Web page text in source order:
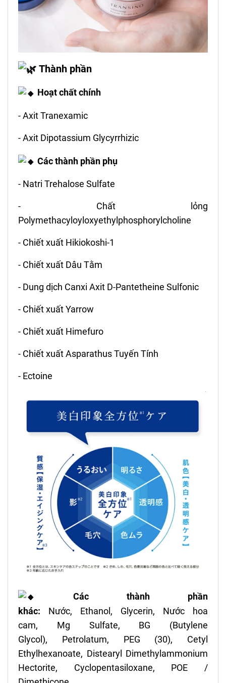
Thành phần
Hoạt chất chính
- Axit Tranexamic
- Axit Dipotassium Glycyrrhizic
Các thành phần phụ
- Natri Trehalose Sulfate
- Chất lỏng
Polymethacyloyloxyethylphosphorylcholine
- Chiết xuất Hikiokoshi-1
- Chiết xuất Dâu Tằm
- Dung dịch Canxi Axit D-Pantetheine Sulfonic
- Chiết xuất Yarrow
- Chiết xuất Himefuro
- Chiết xuất Asparathus Tuyến Tính
- Ectoine
Các thành phần
khác: Nước, Ethanol, Glycerin, Nước hoa
cam, Mg Sulfate, BG (Butylene
Glycol), Petrolatum, PEG (30), Cetyl
Ethylhexanoate, Distearyl Dimethylammonium
Hectorite, Cyclopentasiloxane, POE /